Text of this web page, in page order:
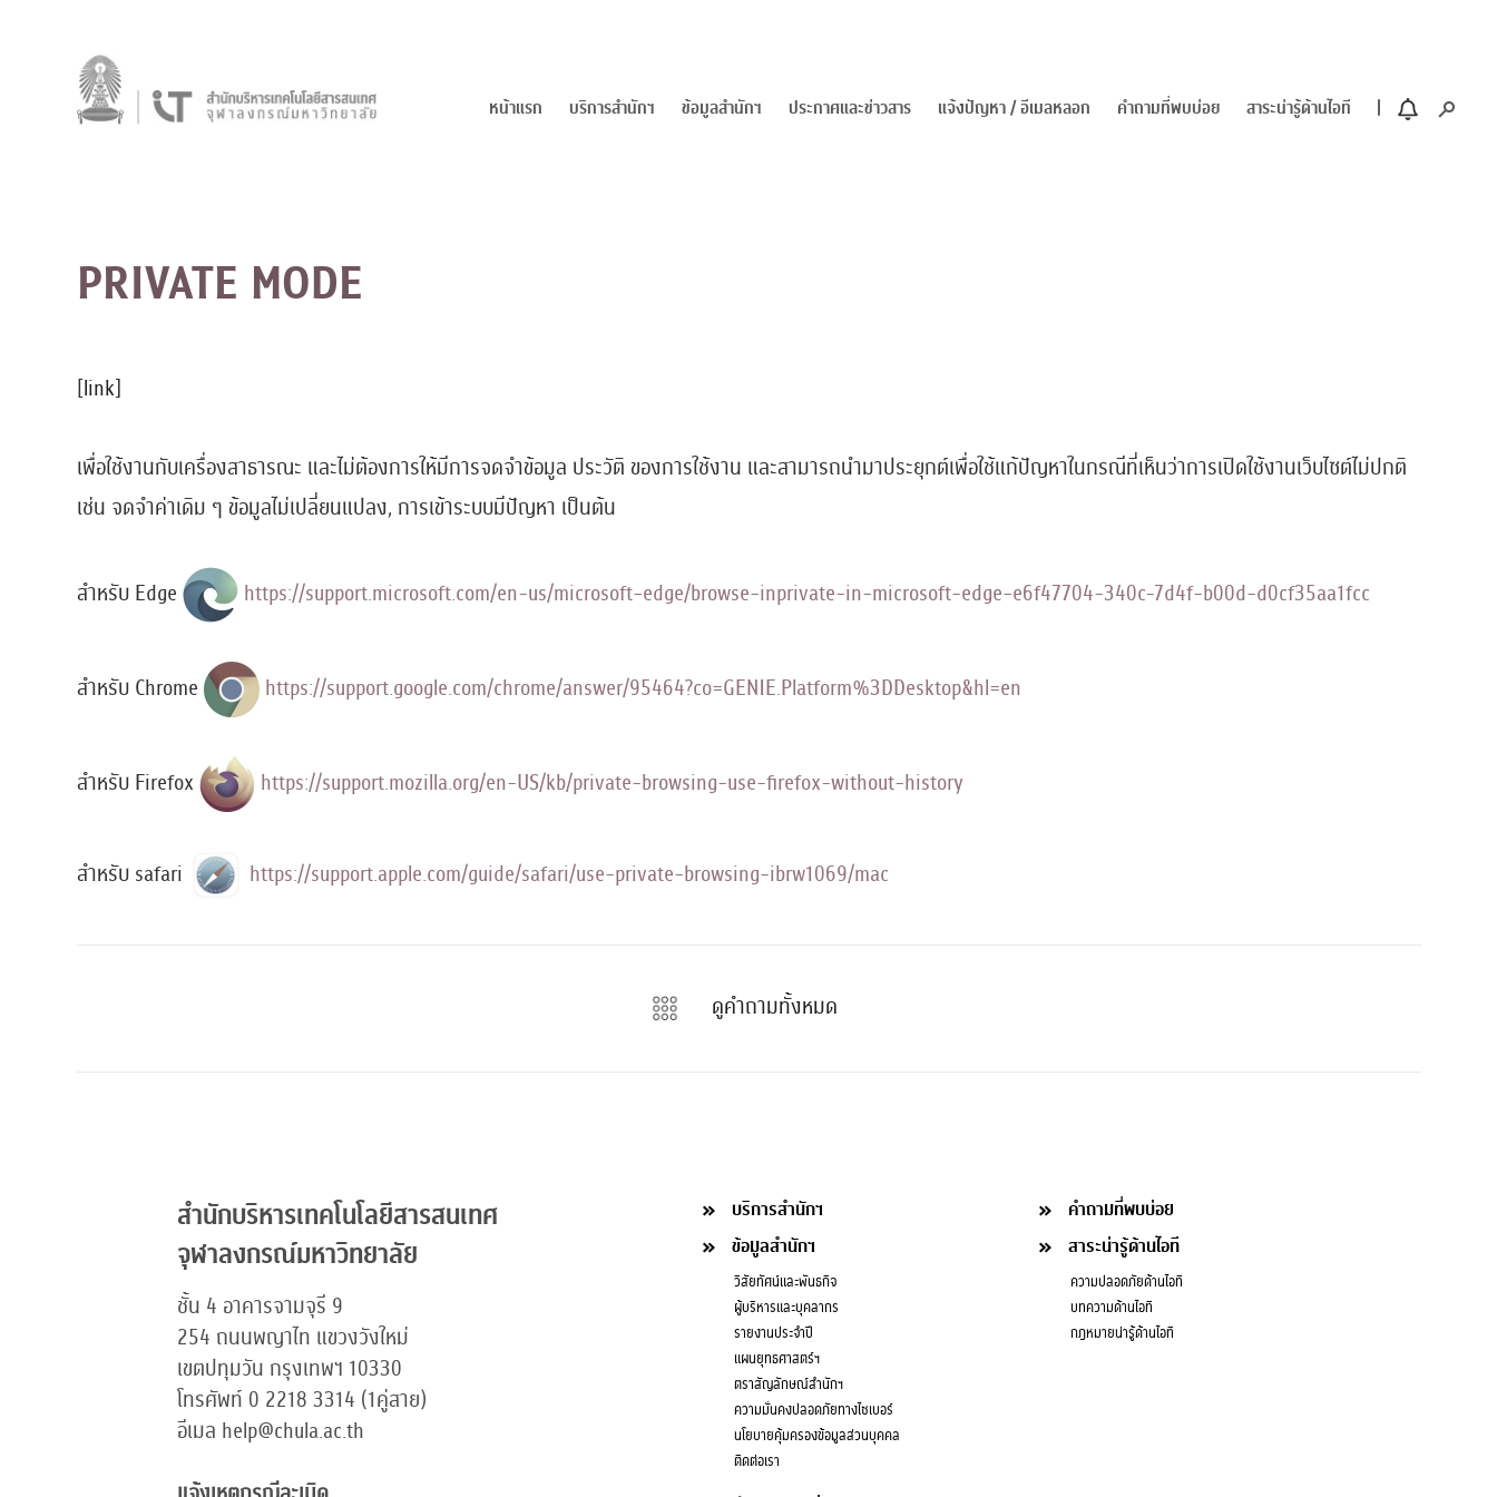
หน้าแรก บริการสำนักฯ ข้อมูลสำนักฯ ประกาศและข่าวสาร แจ้งปัญหา / อีเมลหลอก คำถามที่พบบ่อย สาระน่ารู้ด้านไอที
PRIVATE MODE
[link]
เพื่อใช้งานกับเครื่องสาธารณะ และไม่ต้องการให้มีการจดจำข้อมูล ประวัติ ของการใช้งาน และสามารถนำมาประยุกต์เพื่อใช้แก้ปัญหาในกรณีที่เห็นว่าการเปิดใช้งานเว็บไซต์ไม่ปกติ
เช่น จดจำค่าเดิม ๆ ข้อมูลไม่เปลี่ยนแปลง, การเข้าระบบมีปัญหา เป็นต้น
สำหรับ Edge https://support.microsoft.com/en-us/microsoft-edge/browse-inprivate-in-microsoft-edge-e6f47704-340c-7d4f-b00d-d0cf35aa1fcc
สำหรับ Chrome https://support.google.com/chrome/answer/95464?co=GENIE.Platform%3DDesktop&hl=en
สำหรับ Firefox https://support.mozilla.org/en-US/kb/private-browsing-use-firefox-without-history
สำหรับ safari https://support.apple.com/guide/safari/use-private-browsing-ibrw1069/mac
ดูคำถามทั้งหมด
สำนักบริหารเทคโนโลยีสารสนเทศ
จุฬาลงกรณ์มหาวิทยาลัย
ชั้น 4 อาคารจามจุรี 9
254 ถนนพญาไท แขวงวังใหม่
เขตปทุมวัน กรุงเทพฯ 10330
โทรศัพท์ 0 2218 3314 (1คู่สาย)
อีเมล help@chula.ac.th
บริการสำนักฯ
ข้อมูลสำนักฯ
วิสัยทัศน์และพันธกิจ
ผู้บริหารและบุคลากร
รายงานประจำปี
แผนยุทธศาสตร์ฯ
ตราสัญลักษณ์สำนักฯ
ความมั่นคงปลอดภัยทางไซเบอร์
นโยบายคุ้มครองข้อมูลส่วนบุคคล
ติดต่อเรา
คำถามที่พบบ่อย
สาระน่ารู้ด้านไอที
ความปลอดภัยด้านไอที
บทความด้านไอที
กฎหมายน่ารู้ด้านไอที